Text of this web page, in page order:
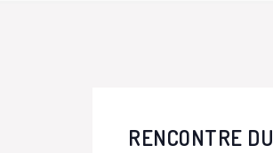
RENCONTRE DU